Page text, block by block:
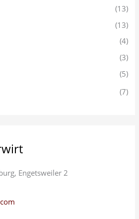
(13)
(13)
(4)
(3)
(5)
(7)
Engetsweiler 2